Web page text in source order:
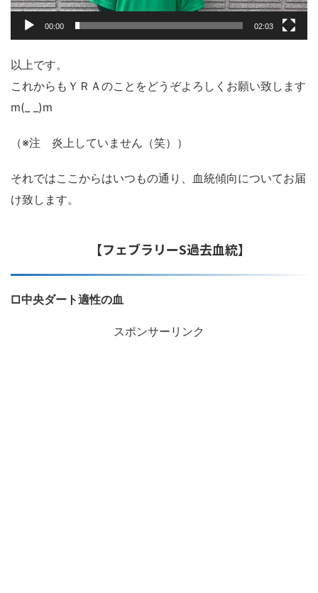
00:00 02:03
以上です。
これからもＹＲＡのことをどうぞよろしくお願い致します
m(_ _)m
（※注 炎上していません（笑））
それではここからはいつもの通り、血統傾向についてお届
け致します。
【フェブラリーS過去血統】
□中央ダート適性の血
スポンサーリンク